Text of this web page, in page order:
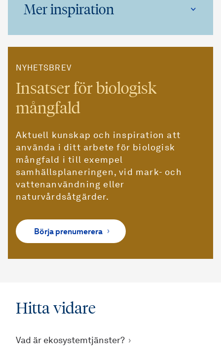
Mer inspiration
NYHETSBREV
Insatser för biologisk
mångfald
Aktuell kunskap och inspiration att
använda i ditt arbete för biologisk
mångfald i till exempel
samhällsplaneringen, vid mark- och
vattenanvändning eller
naturvårdsåtgärder.
Börja prenumerera
Hitta vidare
Vad är ekosystemtjänster?